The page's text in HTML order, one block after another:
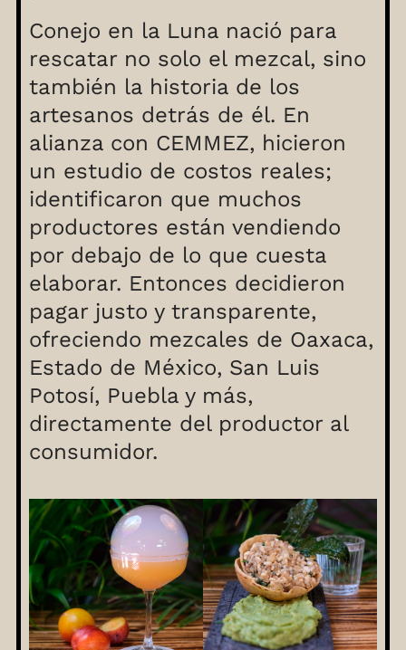
Conejo en la Luna nació para
rescatar no solo el mezcal, sino
también la historia de los
artesanos detrás de él. En
alianza con CEMMEZ, hicieron
un estudio de costos reales;
identificaron que muchos
productores están vendiendo
por debajo de lo que cuesta
elaborar. Entonces decidieron
pagar justo y transparente,
ofreciendo mezcales de Oaxaca,
Estado de México, San Luis
Potosí, Puebla y más,
directamente del productor al
consumidor.